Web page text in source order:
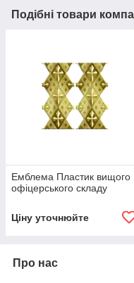
Подібні товари
Емблема Пластик вищого
офіцерського складу
Ціну уточнюйте
Про нас